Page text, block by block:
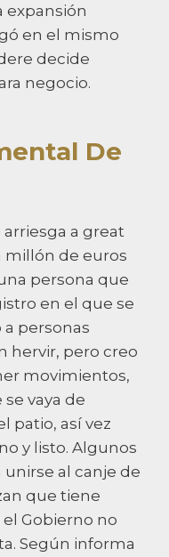
expansión
en el mismo
decide
negocio.
De
a great
millón de euros
persona que
en el que se
personas
hervir, pero creo
movimientos,
vaya de
patio, así vez
y listo. Algunos
al canje de
que tiene
Gobierno no
Según informa